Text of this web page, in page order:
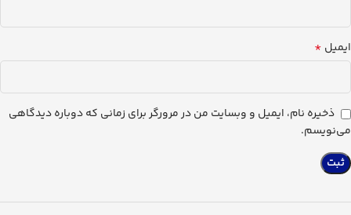
ایمیل *
ذخیره نام، ایمیل و وبسایت من در مرورگر برای زمانی که دوباره دیدگاهی
می‌نویسم.